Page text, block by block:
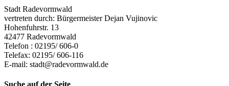
Stadt Radevormwald
vertreten durch: Bürgermeister Dejan Vujinovic
Hohenfuhrstr. 13
42477 Radevormwald
Telefon : 02195/ 606-0
Telefax: 02195/ 606-116
E-mail: stadt@radevormwald.de
Suche auf der Seite